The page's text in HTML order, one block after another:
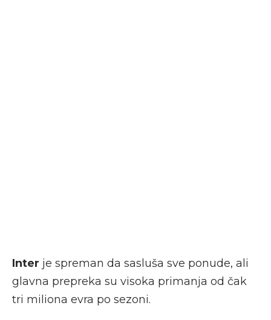
Inter je spreman da sasluša sve ponude, ali
glavna prepreka su visoka primanja od čak
tri miliona evra po sezoni.